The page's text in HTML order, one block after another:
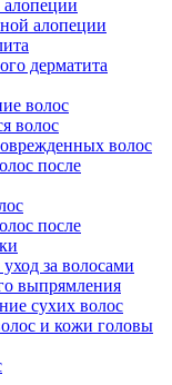
алопеции
алопеции
дерматита
волос
волос
волос
после
после
за волосами
выпрямления
сухих волос
и кожи головы